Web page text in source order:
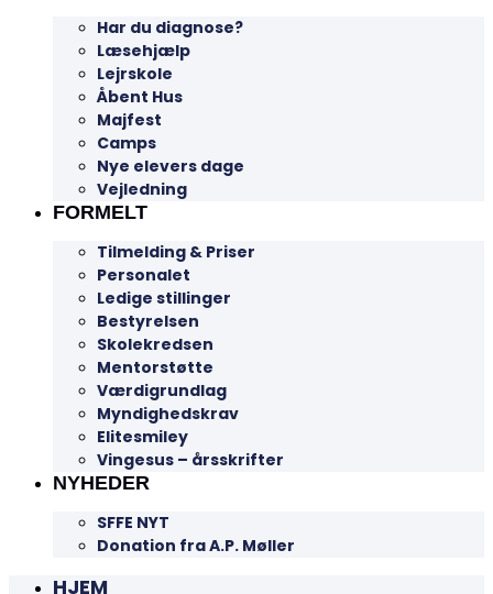
Har du diagnose?
Læsehjælp
Lejrskole
Åbent Hus
Majfest
Camps
Nye elevers dage
Vejledning
FORMELT
Tilmelding & Priser
Personalet
Ledige stillinger
Bestyrelsen
Skolekredsen
Mentorstøtte
Værdigrundlag
Myndighedskrav
Elitesmiley
Vingesus – årsskrifter
NYHEDER
SFFE NYT
Donation fra A.P. Møller
HJEM